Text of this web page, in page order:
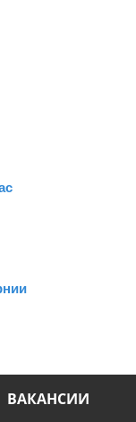
ВАКАНСИИ